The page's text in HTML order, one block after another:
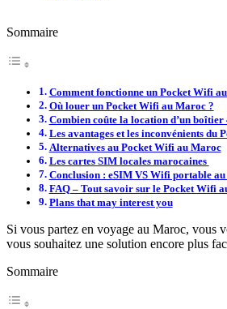
Sommaire
Comment fonctionne un Pocket Wifi
Où louer un Pocket Wifi au Maroc ?
Combien coûte la location d’un
Les avantages et les inconvénients du
Alternatives au Pocket Wifi au Maroc
Les cartes SIM locales marocaines
Conclusion : eSIM VS Wifi portable
FAQ – Tout savoir sur le Pocket Wifi
Plans that may interest you
Si vous partez en voyage au Maroc, vous
vous souhaitez une solution encore plus
Sommaire